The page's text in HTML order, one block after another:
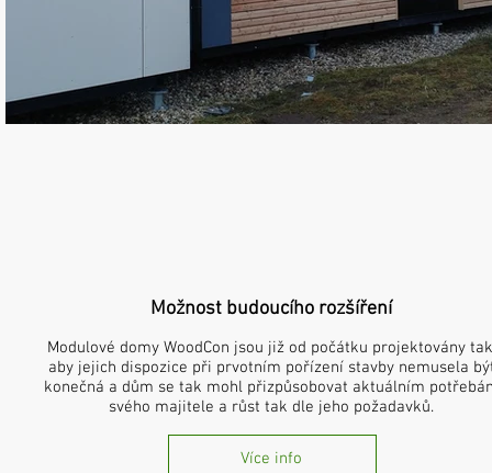
Možnost budoucího rozšíření
Modulové domy WoodCon jsou již od počátku projektovány
aby jejich dispozice při prvotním pořízení stavby nemusela
konečná a dům se tak mohl přizpůsobovat aktuálním
svého majitele a růst tak dle jeho požadavků.
Více info